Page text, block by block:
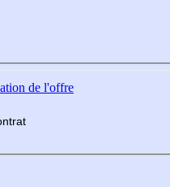
de l'offre